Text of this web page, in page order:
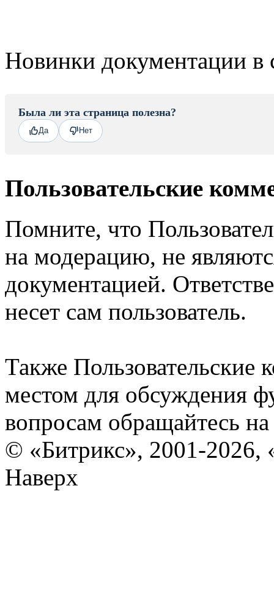
Новинки документации в
Была ли эта страница полезна?
Да Нет
Пользовательские
Помните, что
на модерацию, не
документацией.
несет сам пользователь.
Также Пользовательские
местом для обсуждения
вопросам обращайтесь
© «Битрикс», 2001-2026,
Наверх